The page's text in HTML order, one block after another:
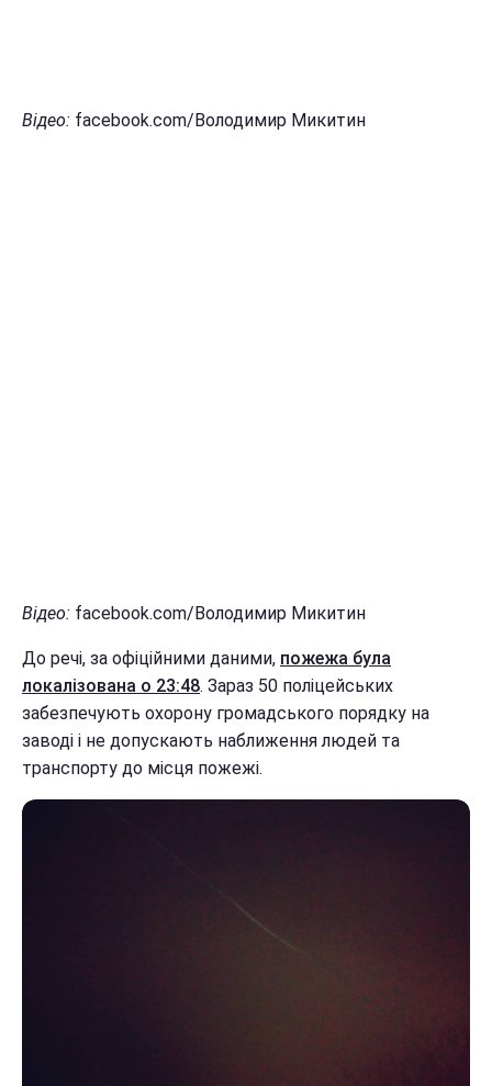
Відео: facebook.com/Володимир Микитин
Відео: facebook.com/Володимир Микитин
До речі, за офіційними даними, пожежа була
локалізована о 23:48. Зараз 50 поліцейських
забезпечують охорону громадського порядку на
заводі і не допускають наближення людей та
транспорту до місця пожежі.